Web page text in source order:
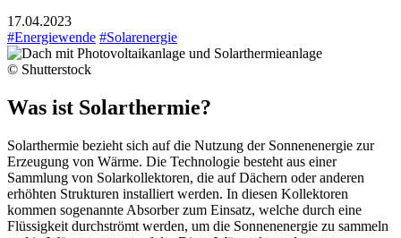
17.04.2023
#Energiewende #Solarenergie
© Shutterstock
Was ist Solarthermie?
Solarthermie bezieht sich auf die Nutzung der Sonnenenergie zur
Erzeugung von Wärme. Die Technologie besteht aus einer
Sammlung von Solarkollektoren, die auf Dächern oder anderen
erhöhten Strukturen installiert werden. In diesen Kollektoren
kommen sogenannte Absorber zum Einsatz, welche durch eine
Flüssigkeit durchströmt werden, um die Sonnenenergie zu sammeln